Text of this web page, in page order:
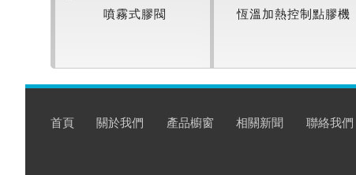
噴霧式膠閥 恆溫加熱控制點膠機
首頁 關於我們 產品櫥窗 相關新聞 聯絡我們